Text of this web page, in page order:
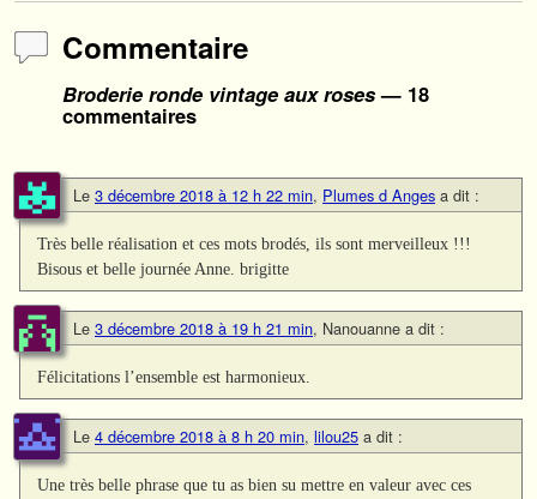
Commentaire
Broderie ronde vintage aux roses— 18
commentaires
Le 3 décembre 2018 à 12 h 22 min, Plumes d Anges a dit :
Très belle réalisation et ces mots brodés, ils sont merveilleux !!!
Bisous et belle journée Anne. brigitte
Le 3 décembre 2018 à 19 h 21 min, Nanouanne a dit :
Félicitations l’ensemble est harmonieux.
Le 4 décembre 2018 à 8 h 20 min, lilou25 a dit :
Une très belle phrase que tu as bien su mettre en valeur avec ces